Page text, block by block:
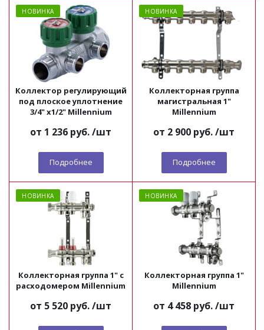
НОВИНКА
Коллектор регулирующий
под плоское уплотнение
3/4" х1/2" Millennium
от 1 236 руб./шт
Подробнее
НОВИНКА
Коллекторная группа
магистральная 1"
Millennium
от 2 900 руб./шт
Подробнее
НОВИНКА
Коллекторная группа 1" с
расходомером Millennium
от 5 520 руб./шт
НОВИНКА
Коллекторная группа 1"
Millennium
от 4 458 руб./шт